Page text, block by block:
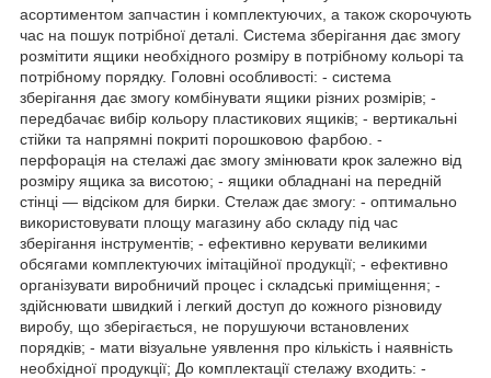
асортиментом запчастин і комплектуючих, а також скорочують
час на пошук потрібної деталі. Система зберігання дає змогу
розмітити ящики необхідного розміру в потрібному кольорі та
потрібному порядку. Головні особливості: - система
зберігання дає змогу комбінувати ящики різних розмірів; -
передбачає вибір кольору пластикових ящиків; - вертикальні
стійки та напрямні покриті порошковою фарбою. -
перфорація на стелажі дає змогу змінювати крок залежно від
розміру ящика за висотою; - ящики обладнані на передній
стінці — відсіком для бирки. Стелаж дає змогу: - оптимально
використовувати площу магазину або складу під час
зберігання інструментів; - ефективно керувати великими
обсягами комплектуючих імітаційної продукції; - ефективно
організувати виробничий процес і складські приміщення; -
здійснювати швидкий і легкий доступ до кожного різновиду
виробу, що зберігається, не порушуючи встановлених
порядків; - мати візуальне уявлення про кількість і наявність
необхідної продукції; До комплектації стелажу входить: -